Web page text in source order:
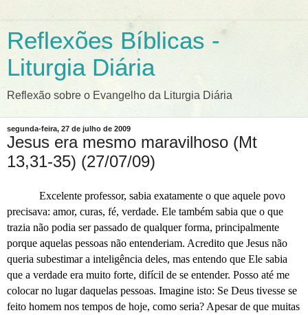
Reflexões Bíblicas -
Liturgia Diária
Reflexão sobre o Evangelho da Liturgia Diária
segunda-feira, 27 de julho de 2009
Jesus era mesmo maravilhoso (Mt
13,31-35) (27/07/09)
Excelente professor, sabia exatamente o que aquele povo
precisava: amor, curas, fé, verdade. Ele também sabia que o que
trazia não podia ser passado de qualquer forma, principalmente
porque aquelas pessoas não entenderiam. Acredito que Jesus não
queria subestimar a inteligência deles, mas entendo que Ele sabia
que a verdade era muito forte, difícil de se entender. Posso até me
colocar no lugar daquelas pessoas. Imagine isto: Se Deus tivesse se
feito homem nos tempos de hoje, como seria? Apesar de que muitas